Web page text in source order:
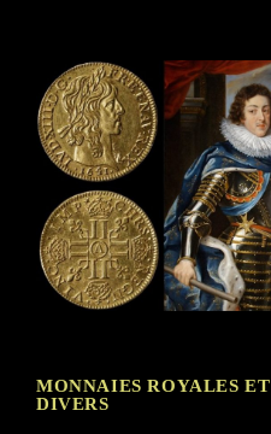
MONNAIES ROYALES ET
DIVERS